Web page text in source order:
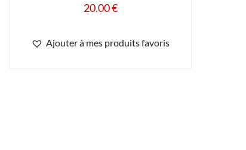
20.00€
Ajouter à mes produits favoris